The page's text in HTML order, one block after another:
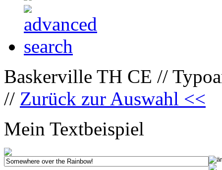
Baskerville TH CE //
// Zurück zur Auswahl <<
Mein Textbeispiel